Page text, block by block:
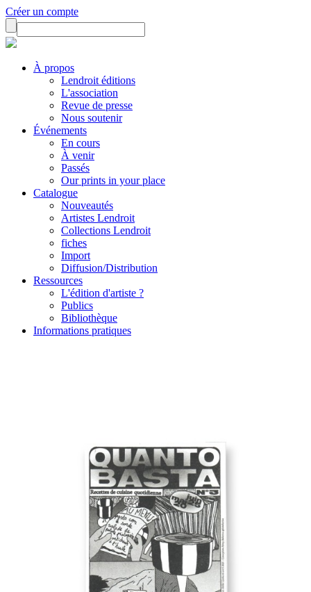
Créer un compte
À propos
Lendroit éditions
L'association
Revue de presse
Nous soutenir
Événements
En cours
À venir
Passés
Our prints in your place
Catalogue
Nouveautés
Artistes Lendroit
Collections Lendroit
fiches
Import
Diffusion/Distribution
Ressources
L'édition d'artiste ?
Publics
Bibliothèque
Informations pratiques